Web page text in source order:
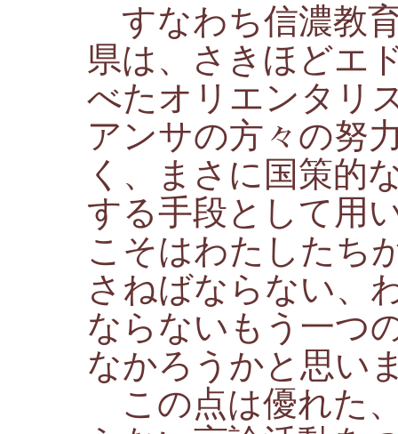
すなわち信濃教
県は、さきほどエ
べたオリエンタリ
アンサの方々の努
く、まさに国策的
する手段として用
こそはわたしたち
さねばならない、
ならないもう一つ
なかろうかと思い
この点は優れた